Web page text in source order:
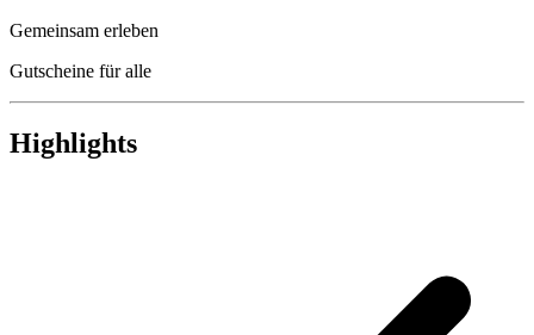
Gemeinsam erleben
Gutscheine für alle
Highlights